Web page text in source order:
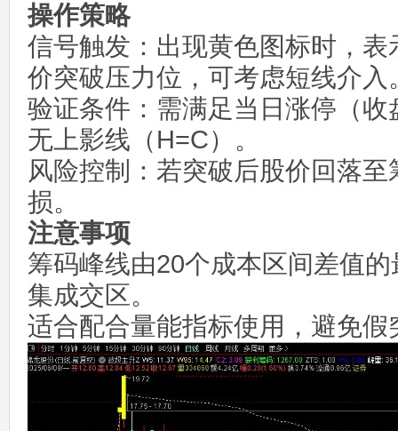
操作策略
信号触发：出现黄色图标时，
价突破压力位，可考虑短线介入
验证条件：需满足当日涨停（
无上影线（H=C）。
风险控制：若突破后股价回落
损。
注意事项
筹码峰线由20个成本区间差值
集成交区。
适合配合量能指标使用，避免假